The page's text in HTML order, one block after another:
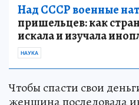
Над СССР военные
пришельцев: как
искала и изучала
НАУКА
Чтобы спасти свои
женщина последовала